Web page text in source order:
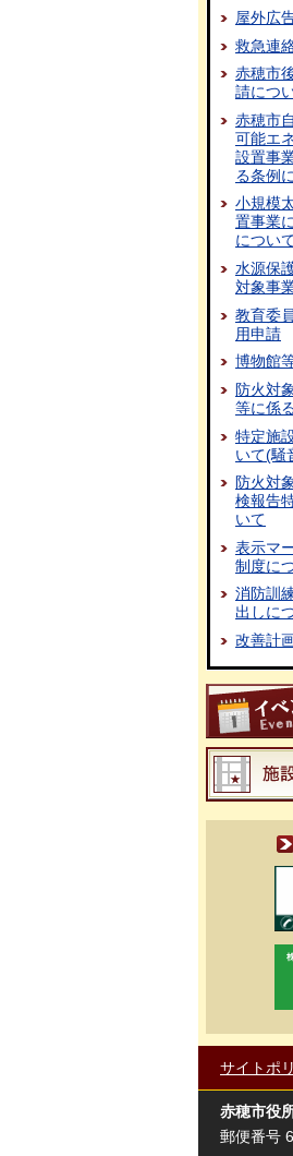
屋外広
救急連
赤穂市
請につ
赤穂市
可能エ
設置事
る条例
小規模
置事業
につい
水源保
対象事
教育委
用申請
博物館
防火対
等に係
特定施
いて(騒
防火対
検報告
いて
表示マ
制度に
消防訓
出しに
改善計
サイトポ
赤穂市役
郵便番号